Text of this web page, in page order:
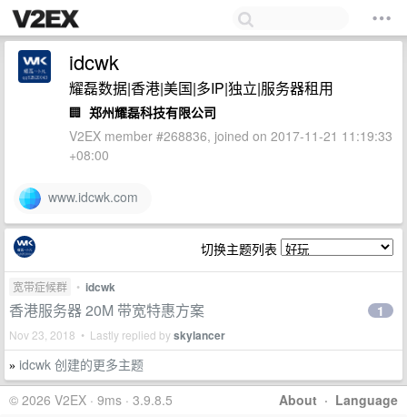
idcwk
耀磊数据|香港|美国|多IP|独立|服务器租用
🏢 郑州耀磊科技有限公司
V2EX member #268836, joined on 2017-11-21 11:19:33
+08:00
www.idcwk.com
切换主题列表
宽带症候群 • idcwk
香港服务器 20M 带宽特惠方案
Nov 23, 2018 • Lastly replied byskylancer
1
» idcwk 创建的更多主题
About · Language
© 2026 V2EX · 9ms · 3.9.8.5